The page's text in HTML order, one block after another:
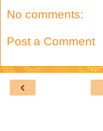
No comments:
Post a Comment
‹